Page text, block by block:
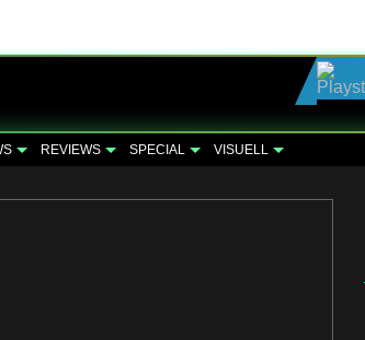
REVIEWS SPECIAL VISUELL